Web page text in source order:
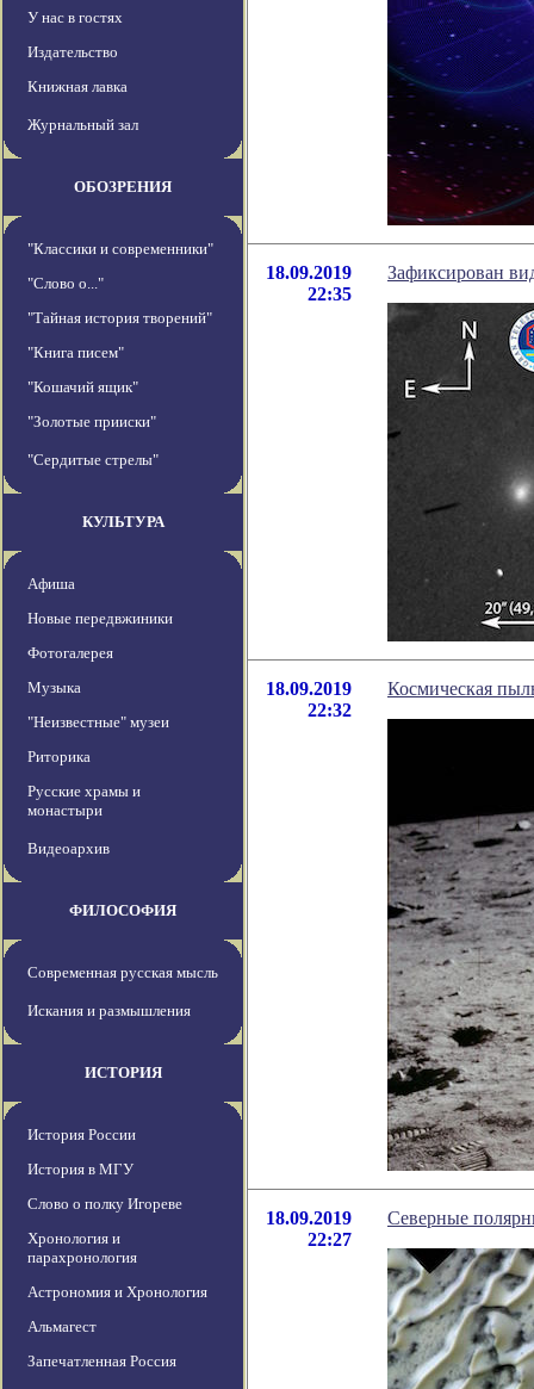
У нас в гостях
Издательство
Книжная лавка
Журнальный зал
ОБОЗРЕНИЯ
"Классики и современники"
"Слово о..."
"Тайная история творений"
"Книга писем"
"Кошачий ящик"
"Золотые прииски"
"Сердитые стрелы"
КУЛЬТУРА
Афиша
Новые передвжиники
Фотогалерея
Музыка
"Неизвестные" музеи
Риторика
Русские храмы и
монастыри
Видеоархив
ФИЛОСОФИЯ
Современная русская мысль
Искания и размышления
ИСТОРИЯ
История России
История в МГУ
Слово о полку Игореве
Хронология и
парахронология
Астрономия и Хронология
Альмагест
Запечатленная Россия
18.09.2019
22:35
Зафиксирован
18.09.2019
22:32
Космическая
18.09.2019
22:27
Северные